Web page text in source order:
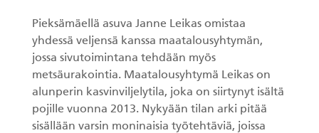
Pieksämäellä asuva Janne Leikas omistaa
yhdessä veljensä kanssa maatalousyhtymän,
jossa sivutoimintana tehdään myös
metsäurakointia. Maatalousyhtymä Leikas on
alunperin kasvinviljelytila, joka on siirtynyt isältä
pojille vuonna 2013. Nykyään tilan arki pitää
sisällään varsin moninaisia työtehtäviä, joissa